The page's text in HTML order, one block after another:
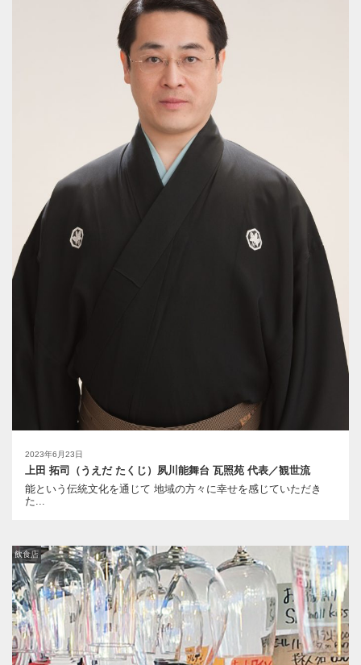
2023年6月23日
上田 拓司（うえだ たくじ）夙川能舞台 瓦照苑 代表／観世流
能という伝統文化を通じて 地域の方々に幸せを感じていただき
た...
飲食店